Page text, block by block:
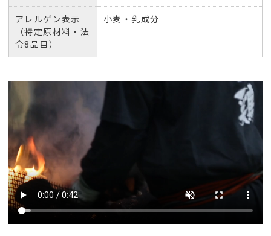
アレルゲン表示
（特定原材料・法
令8品目）
小麦・乳成分